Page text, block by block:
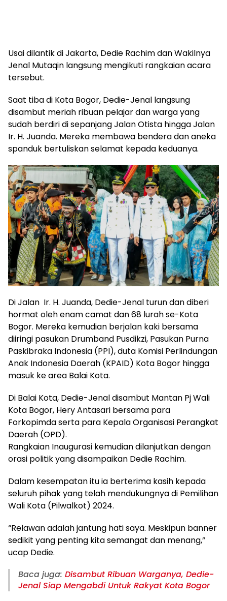
Usai dilantik di Jakarta, Dedie Rachim dan Wakilnya
Jenal Mutaqin langsung mengikuti rangkaian acara
tersebut.
Saat tiba di Kota Bogor, Dedie-Jenal langsung
disambut meriah ribuan pelajar dan warga yang
sudah berdiri di sepanjang Jalan Otista hingga Jalan
Ir. H. Juanda. Mereka membawa bendera dan aneka
spanduk bertuliskan selamat kepada keduanya.
Di Jalan Ir. H. Juanda, Dedie-Jenal turun dan diberi
hormat oleh enam camat dan 68 lurah se-Kota
Bogor. Mereka kemudian berjalan kaki bersama
diiringi pasukan Drumband Pusdikzi, Pasukan Purna
Paskibraka Indonesia (PPI), duta Komisi Perlindungan
Anak Indonesia Daerah (KPAID) Kota Bogor hingga
masuk ke area Balai Kota.
Di Balai Kota, Dedie-Jenal disambut Mantan Pj Wali
Kota Bogor, Hery Antasari bersama para
Forkopimda serta para Kepala Organisasi Perangkat
Daerah (OPD).
Rangkaian Inaugurasi kemudian dilanjutkan dengan
orasi politik yang disampaikan Dedie Rachim.
Dalam kesempatan itu ia berterima kasih kepada
seluruh pihak yang telah mendukungnya di Pemilihan
Wali Kota (Pilwalkot) 2024.
“Relawan adalah jantung hati saya. Meskipun banner
sedikit yang penting kita semangat dan menang,”
ucap Dedie.
Baca juga: Disambut Ribuan Warganya, Dedie-
Jenal Siap Mengabdi Untuk Rakyat Kota Bogor